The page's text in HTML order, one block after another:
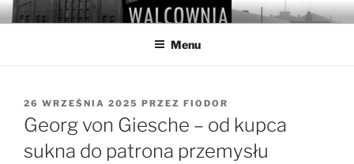
Przejdź
do
WALCOWNIA
Muzeum Hutnictwa Cynku
Menu
OPUBLIKOWANE
W
26 WRZEŚNIA 2025 PRZEZ FIODOR
Georg von Giesche – od kupca
sukna do patrona przemysłu